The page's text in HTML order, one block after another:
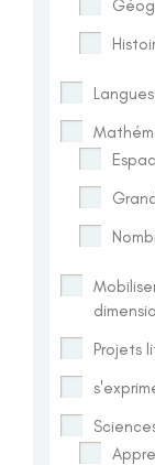
Projets